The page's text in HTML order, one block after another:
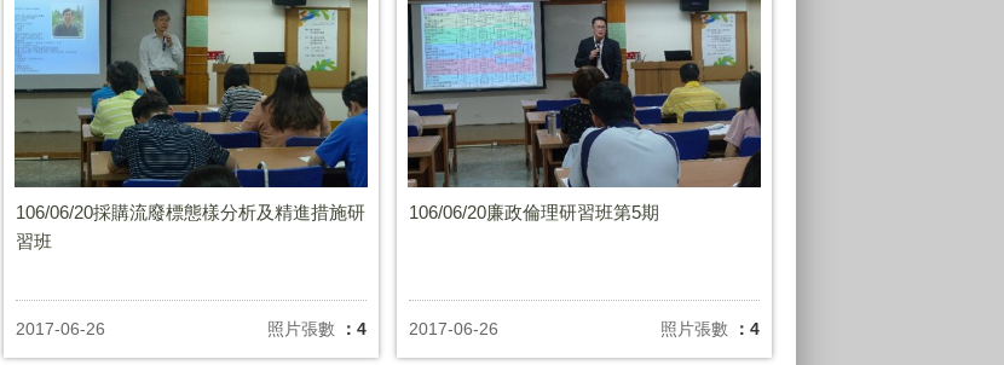
106/06/20採購流廢標態樣分析及精進措施研
習班
2017-06-26 照片張數 ：4
106/06/20廉政倫理研習班第5期
2017-06-26 照片張數 ：4